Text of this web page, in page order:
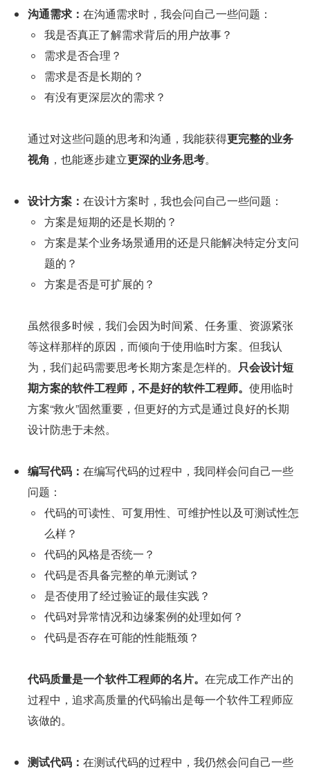
沟通需求： 在沟通需求时，我会问自己一些问题：
我是否真正了解需求背后的用户故事？
需求是否合理？
需求是否是长期的？
有没有更深层次的需求？
通过对这些问题的思考和沟通，我能获得更完整的业务
视角 ，也能逐步建立更深的业务思考。
设计方案： 在设计方案时，我也会问自己一些问题：
方案是短期的还是长期的？
方案是某个业务场景通用的还是只能解决特定分支问
题的？
方案是否是可扩展的？
虽然很多时候，我们会因为时间紧、任务重、资源紧张
等这样那样的原因，而倾向于使用临时方案。但我认
为，我们起码需要思考长期方案是怎样的。 只会设计短
期方案的软件工程师，不是好的软件工程师。 使用临时
方案“救火”固然重要，但更好的方式是通过良好的长期
设计防患于未然。
编写代码： 在编写代码的过程中，我同样会问自己一些
问题：
代码的可读性、可复用性、可维护性以及可测试性怎
么样？
代码的风格是否统一？
代码是否具备完整的单元测试？
是否使用了经过验证的最佳实践？
代码对异常情况和边缘案例的处理如何？
代码是否存在可能的性能瓶颈？
代码质量是一个软件工程师的名片。 在完成工作产出的
过程中，追求高质量的代码输出是每一个软件工程师应
该做的。
测试代码： 在测试代码的过程中，我仍然会问自己一些